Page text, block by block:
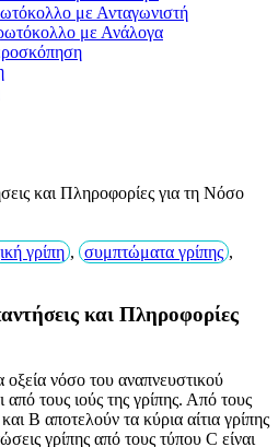
με Ανταγωνιστή
με Ανάλογα
γρίπη , συμπτώματα γρίπης ,
και Πληροφορίες
οξεία νόσο του αναπνευστικού
τους ιούς της γρίπης. Από τους
Β αποτελούν τα κύρια αίτια γρίπης
γρίπης από τους τύπου C είναι